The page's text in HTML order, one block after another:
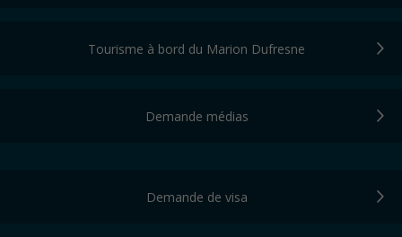
Tourisme à bord du Marion Dufresne
Demande médias
Demande de visa